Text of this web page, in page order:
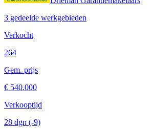
3 gedeelde werkgebieden
Verkocht
264
Gem. prijs
€ 540.000
Verkooptijd
28 dgn (-9)